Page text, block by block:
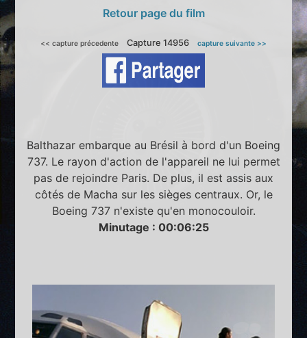
Retour page du film
<< capture précedente Capture 14956 capture suivante >>
Balthazar embarque au Brésil à bord d'un Boeing
737. Le rayon d'action de l'appareil ne lui permet
pas de rejoindre Paris. De plus, il est assis aux
côtés de Macha sur les sièges centraux. Or, le
Boeing 737 n'existe qu'en monocouloir.
Minutage : 00:06:25